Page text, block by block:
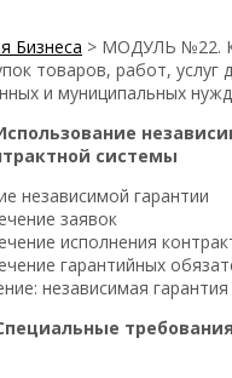
Бизнеса > МОДУЛЬ №22.
товаров, работ, услуг
и муниципальных
системы
независимой гарантии
заявок
исполнения
гарантийных
независимая